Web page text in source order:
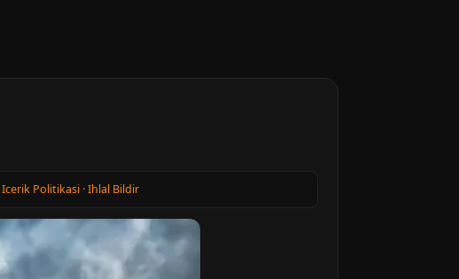
Icerik Politikasi ·Ihlal Bildir